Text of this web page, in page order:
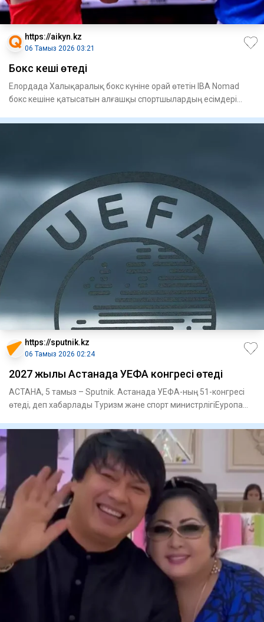
https://aikyn.kz
06 Тамыз 2026 03:21
Бокс кеші өтеді
Елордада Халықаралық бокс күніне орай өтетін IBA Nomad
бокс кешіне қатысатын алғашқы спортшылардың есімдері
https://sputnik.kz
06 Тамыз 2026 02:24
2027 жылы Астанада УЕФА конгресі өтеді
АСТАНА, 5 тамыз – Sputnik. Астанада УЕФА-ның 51-конгресі
өтеді, деп хабарлады Туризм және спорт министрлігіЕуропа